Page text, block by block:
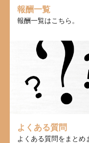
報酬一覧
報酬一覧はこちら。
よくある質問
よくある質問をまとめ